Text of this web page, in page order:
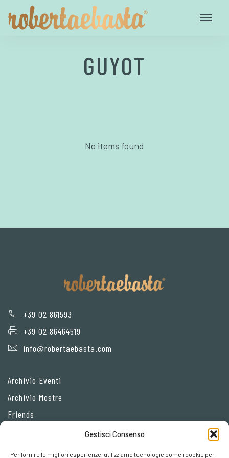
Gestisci Consenso
Per fornire le migliori esperienze, utilizziamo tecnologie come i cookie per
GUYOT
No items found
+39 02 861593
+39 02 86464519
info@robertaebasta.com
Archivio Eventi
Archivio Mostre
Friends